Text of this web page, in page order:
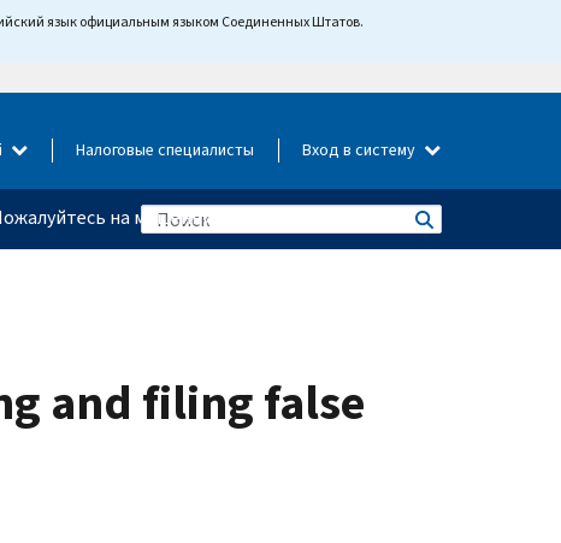
язык официальным языком Соединенных Штатов.
Налоговые специалисты Вход в систему
на мошенничество
and filing false